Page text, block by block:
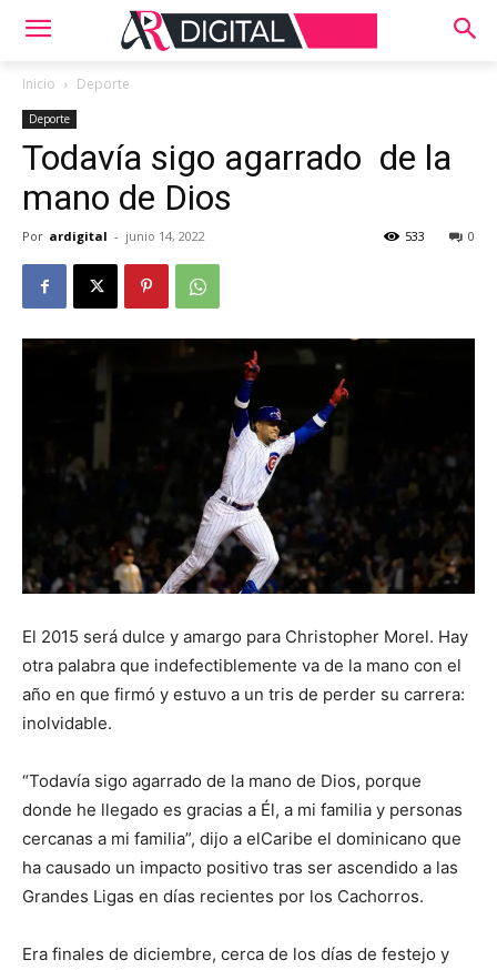
Inicio Deporte
Deporte
Todavía sigo agarrado de la
mano de Dios
Por ardigital - junio 14, 2022 0
533
El 2015 será dulce y amargo para Christopher Morel. Hay
otra palabra que indefectiblemente va de la mano con el
año en que firmó y estuvo a un tris de perder su carrera:
inolvidable.
“Todavía sigo agarrado de la mano de Dios, porque
donde he llegado es gracias a Él, a mi familia y personas
cercanas a mi familia”, dijo a elCaribe el dominicano que
ha causado un impacto positivo tras ser ascendido a las
Grandes Ligas en días recientes por los Cachorros.
Era finales de diciembre, cerca de los días de festejo y